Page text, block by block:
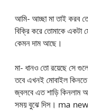
আমি- আচ্ছা মা তাই করব
বিক্রি করে তোমাকে একটা
কেমন দাম আছে।
মা- ধানও তো রয়েছে সে
তবে এখনই মোবাইল কিনতে
জ্বলবে এত শাড়ি কিনলাম
সময় বুঝে দিস। ma new